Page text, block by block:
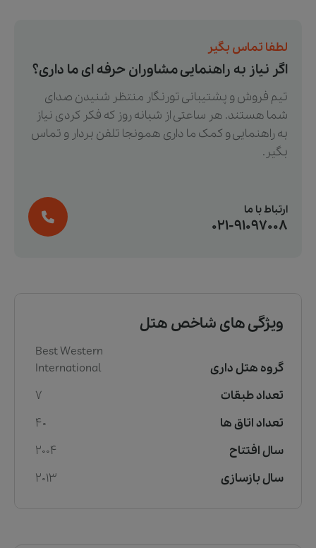
لطفا تماس بگیر
اگر نیاز به راهنمایی مشاوران حرفه ای ما داری؟
تیم فروش و پشتیبانی تورنگار منتظر شنیدن صدای
شما هستند. هر ساعتی از شبانه روز که فکر کردی نیاز
به راهنمایی و کمک ما داری همونجا تلفن بردار و تماس
بگیر.
ارتباط با ما
021-91097008
ویژگی های شاخص هتل
گروه هتل داری
Best Western
International
تعداد طبقات
7
تعداد اتاق ها
40
سال افتتاح
2004
سال بازسازی
2013